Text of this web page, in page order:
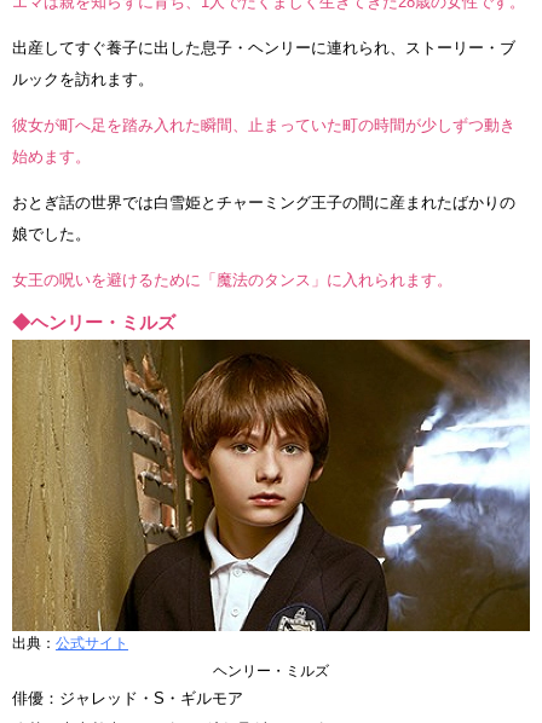
出産してすぐ養子に出した息子・ヘンリーに連れられ、ストーリー・ブ
ルックを訪れます。
彼女が町へ足を踏み入れた瞬間、止まっていた町の時間が少しずつ動き
始めます。
おとぎ話の世界では白雪姫とチャーミング王子の間に産まれたばかりの
娘でした。
女王の呪いを避けるために「魔法のタンス」に入れられます。
◆ヘンリー・ミルズ
出典： 公式サイト
ヘンリー・ミルズ
俳優：ジャレッド・S・ギルモア